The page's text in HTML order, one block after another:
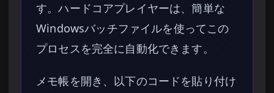
す。ハードコアプレイヤーは、簡単な
Windowsバッチファイルを使ってこの
プロセスを完全に自動化できます。
メモ帳を開き、以下のコードを貼り付け